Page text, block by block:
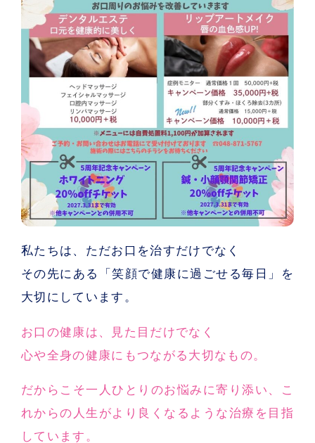
私たちは、ただお口を治すだけでなく
その先にある「笑顔で健康に過ごせる毎日」を
大切にしています。
お口の健康は、見た目だけでなく
心や全身の健康にもつながる大切なもの。
だからこそ一人ひとりのお悩みに寄り添い、こ
れからの人生がより良くなるような治療を目指
しています。